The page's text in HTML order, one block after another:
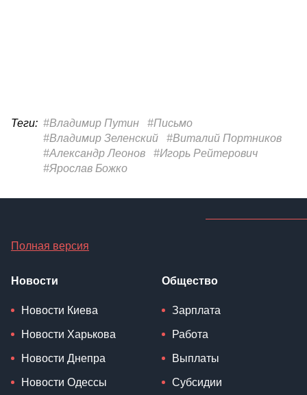
Теги: #Владимир Путин
#Письмо
#Владимир Зеленский
#Виталий Портников
#Александр Леонов
#Игорь Рейтерович
#Ярослав Божко
Полная версия
Новости
Новости Киева
Новости Харькова
Новости Днепра
Новости Одессы
Общество
Зарплата
Работа
Выплаты
Субсидии